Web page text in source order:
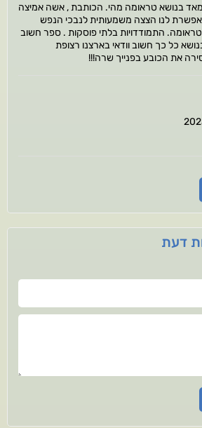
בנושא טראומה מהי. הכותבת , אשה אמיצה
לנו הצצה משמעותית לנבכי הנפש
התמודדויות בלתי פוסקות . ספר חשוב
כל כך חשוב וודאי בארצנו רצופת
את הכובע בפנייך שרה!!!
דעת